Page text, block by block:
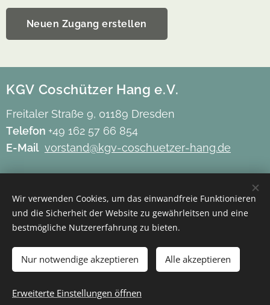
Neuen Zugang erstellen
KGV Coschützer Hang e.V.
Freitaler Straße 9, 01189 Dresden
Telefon +49 162 57 66 854
E-Mail vorstand@kgv-coschuetzer-hang.de
Impressum
Datenschutz
Barrierefreiheit
Mitgliederbereich
Cookies
Wir verwenden Cookies, um das einwandfreie Funktionieren
und die Sicherheit der Website zu gewährleitsen und eine
bestmögliche Nutzererfahrung zu bieten.
Nur notwendige akzeptieren Alle akzeptieren
Erweiterte Einstellungen öffnen